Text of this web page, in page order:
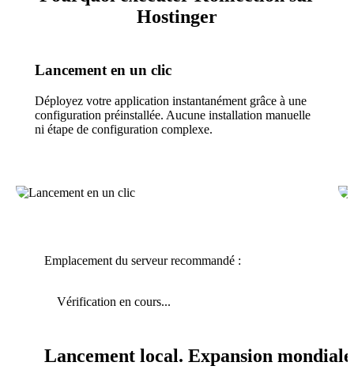
Hostinger
Lancement en un clic
Déployez votre application instantanément grâce à une
configuration préinstallée. Aucune installation manuelle
ni étape de configuration complexe.
Emplacement du serveur recommandé :
Vérification en cours...
Lancement local. Expansion